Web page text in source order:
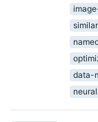
data-